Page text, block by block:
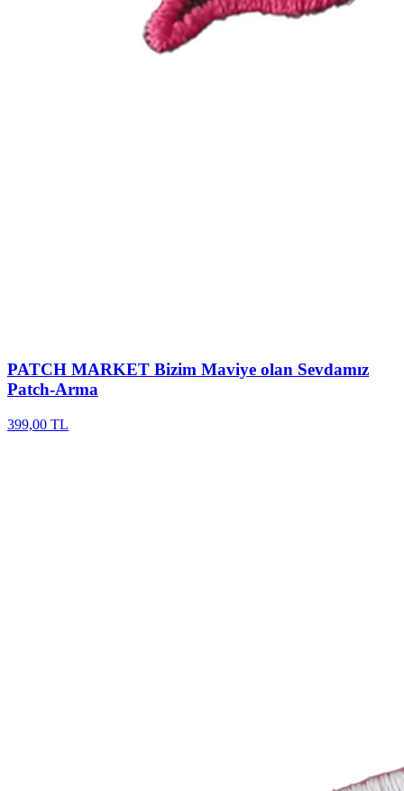
PATCH MARKET Bizim Maviye olan Sevdamız
Patch-Arma
399,00 TL